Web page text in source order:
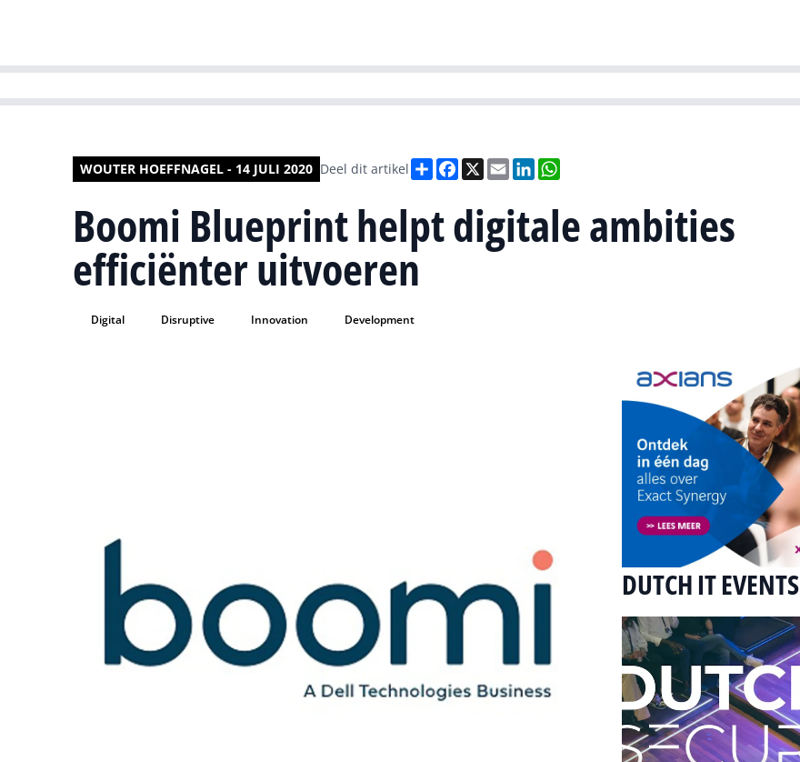
WOUTER HOEFFNAGEL - 14 JULI 2020 Deel dit artikel DeelFacebook
X EmailLinkedIn
Boomi Blueprint helpt digitale ambities
efficiënter uitvoeren
Digital Disruptive Innovation Development
DUTCH IT EVENTS